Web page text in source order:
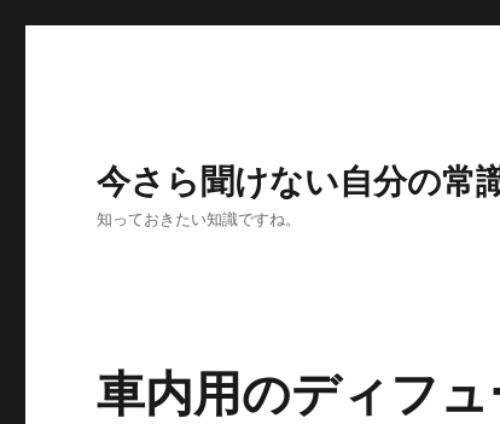
今さら聞けない自分の常
知っておきたい知識ですね。
車内用のディフ